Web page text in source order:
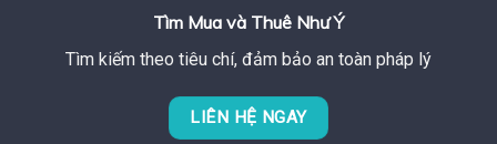
Tìm Mua và Thuê Như Ý
Tìm kiếm theo tiêu chí, đảm bảo an toàn pháp lý
LIÊN HỆ NGAY